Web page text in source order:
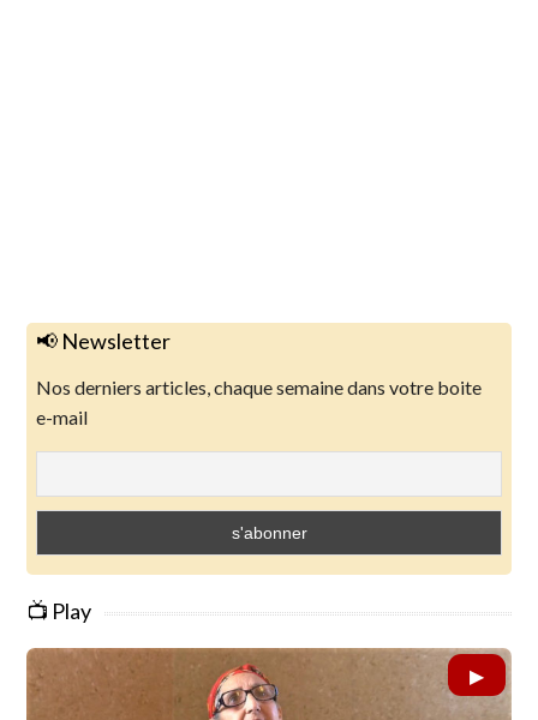
📢 Newsletter
Nos derniers articles, chaque semaine dans votre boite
e-mail
📺 Play